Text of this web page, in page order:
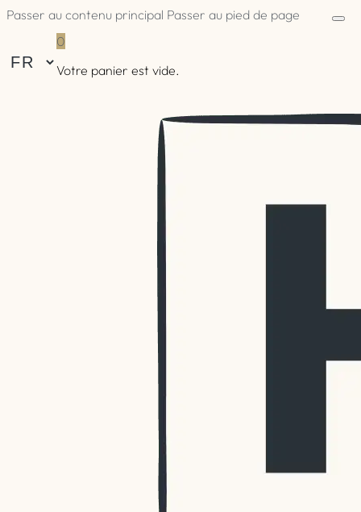
Passer au contenu principal Passer au pied de page
0
Votre panier est vide.